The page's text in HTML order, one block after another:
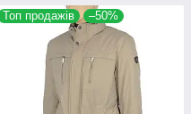
Топ продажів –50%